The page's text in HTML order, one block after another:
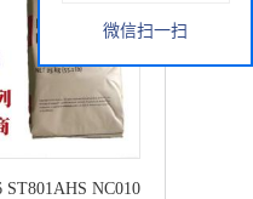
NC010
微信扫一扫